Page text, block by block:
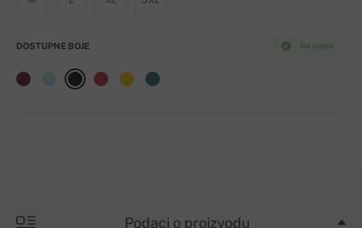
Na stanju
DOSTUPNE BOJE
Podaci o proizvodu